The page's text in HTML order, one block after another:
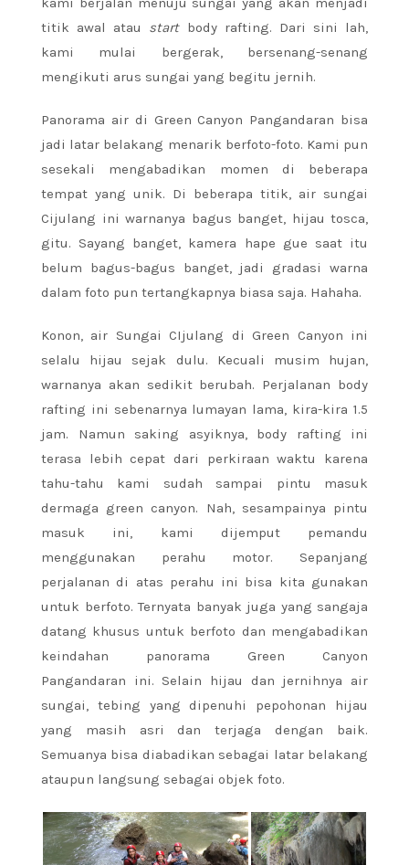
titik awal atau start body rafting. Dari sini lah,
kami mulai bergerak, bersenang-senang
mengikuti arus sungai yang begitu jernih.
Panorama air di Green Canyon Pangandaran bisa
jadi latar belakang menarik berfoto-foto. Kami pun
sesekali mengabadikan momen di beberapa
tempat yang unik. Di beberapa titik, air sungai
Cijulang ini warnanya bagus banget, hijau tosca,
gitu. Sayang banget, kamera hape gue saat itu
belum bagus-bagus banget, jadi gradasi warna
dalam foto pun tertangkapnya biasa saja. Hahaha.
Konon, air Sungai CIjulang di Green Canyon ini
selalu hijau sejak dulu. Kecuali musim hujan,
warnanya akan sedikit berubah. Perjalanan body
rafting ini sebenarnya lumayan lama, kira-kira 1.5
jam. Namun saking asyiknya, body rafting ini
terasa lebih cepat dari perkiraan waktu karena
tahu-tahu kami sudah sampai pintu masuk
dermaga green canyon. Nah, sesampainya pintu
masuk ini, kami dijemput pemandu
menggunakan perahu motor. Sepanjang
perjalanan di atas perahu ini bisa kita gunakan
untuk berfoto. Ternyata banyak juga yang sangaja
datang khusus untuk berfoto dan mengabadikan
keindahan panorama Green Canyon
Pangandaran ini. Selain hijau dan jernihnya air
sungai, tebing yang dipenuhi pepohonan hijau
yang masih asri dan terjaga dengan baik.
Semuanya bisa diabadikan sebagai latar belakang
ataupun langsung sebagai objek foto.